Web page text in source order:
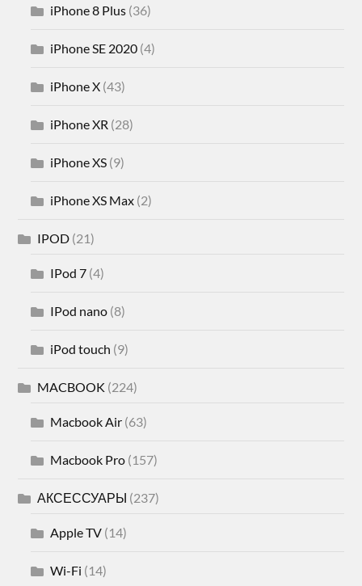
iPhone 8 Plus (36)
iPhone SE 2020 (4)
iPhone X (43)
iPhone XR (28)
iPhone XS (9)
iPhone XS Max (2)
IPOD (21)
IPod 7 (4)
IPod nano (8)
iPod touch (9)
MACBOOK (224)
Macbook Air (63)
Macbook Pro (157)
АКСЕССУАРЫ (237)
Apple TV (14)
Wi-Fi (14)